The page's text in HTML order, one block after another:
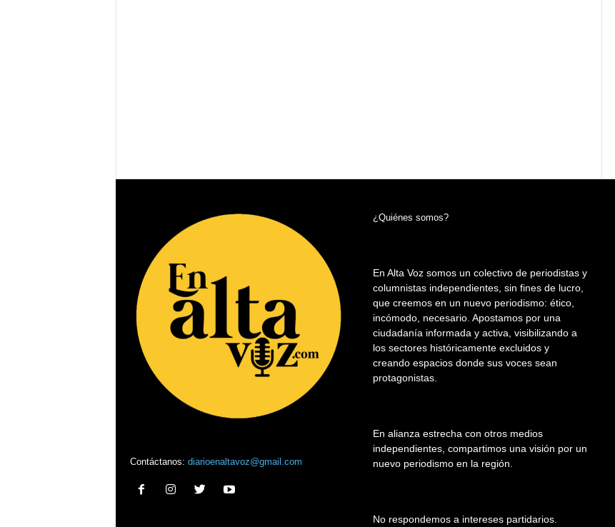
Contáctanos: diarioenaltavoz@gmail.com
¿Quiénes somos?
En Alta Voz somos un colectivo de periodistas y
columnistas independientes, sin fines de lucro,
que creemos en un nuevo periodismo: ético,
incómodo, necesario. Apostamos por una
ciudadanía informada y activa, visibilizando a
los sectores históricamente excluidos y
creando espacios donde sus voces sean
protagonistas.
En alianza estrecha con otros medios
independientes, compartimos una visión por un
nuevo periodismo en la región.
No respondemos a intereses partidarios.